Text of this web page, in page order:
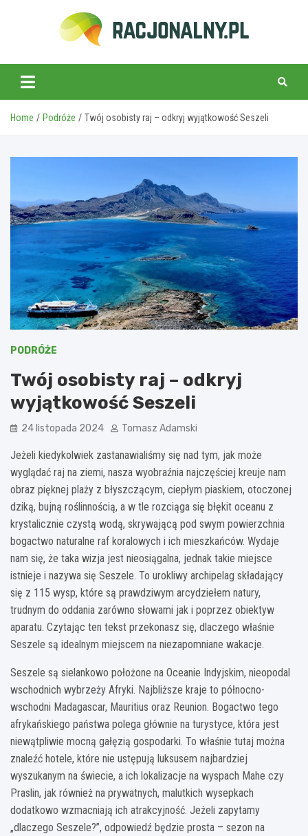
racjonalny.pl
Home Podróże Twój osobisty raj – odkryj wyjątkowość Seszeli
PODRÓŻE
Twój osobisty raj – odkryj
wyjątkowość Seszeli
24 listopada 2024 Tomasz Adamski
Jeżeli kiedykolwiek zastanawialiśmy się nad tym, jak może
wyglądać raj na ziemi, nasza wyobraźnia najczęściej kreuje nam
obraz pięknej plaży z błyszczącym, ciepłym piaskiem, otoczonej
dziką, bujną roślinnością, a w tle rozciąga się błękit oceanu z
krystalicznie czystą wodą, skrywającą pod swym powierzchnia
bogactwo naturalne raf koralowych i ich mieszkańców. Wydaje
nam się, że taka wizja jest nieosiągalna, jednak takie miejsce
istnieje i nazywa się Seszele. To urokliwy archipelag składający
się z 115 wysp, które są prawdziwym arcydziełem natury,
trudnym do oddania zarówno słowami jak i poprzez obiektyw
aparatu. Czytając ten tekst przekonasz się, dlaczego właśnie
Seszele są idealnym miejscem na niezapomniane wakacje.
Seszele są sielankowo położone na Oceanie Indyjskim, nieopodal
wschodnich wybrzeży Afryki. Najbliższe kraje to północno-
wschodni Madagascar, Mauritius oraz Reunion. Bogactwo tego
afrykańskiego państwa polega głównie na turystyce, która jest
niewątpliwie mocną gałęzią gospodarki. To właśnie tutaj można
znaleźć hotele, które nie ustępują luksusem najbardziej
wyszukanym na świecie, a ich lokalizacje na wyspach Mahe czy
Praslin, jak również na prywatnych, malutkich wysepkach
dodatkowo wzmacniają ich atrakcyjność. Jeżeli zapytamy
„dlaczego Seszele?”, odpowiedź będzie prosta – sezon na